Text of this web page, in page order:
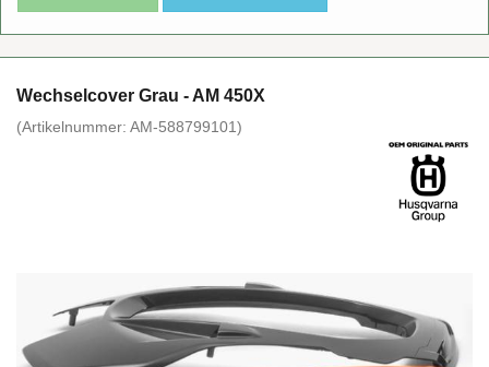
Wech­sel­co­ver Grau - AM 450X
(Ar­ti­kel­num­mer: AM-​588799101)